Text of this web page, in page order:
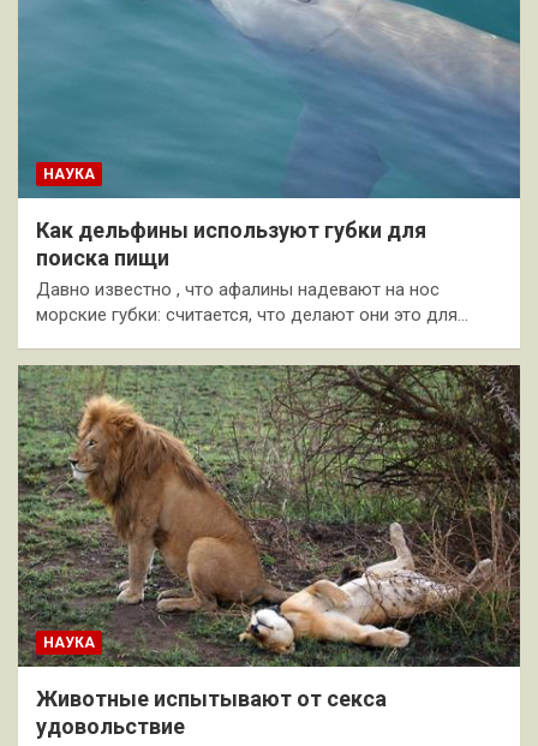
НАУКА
Как дельфины используют губки для
поиска пищи
Давно известно , что афалины надевают на нос
морские губки: считается, что делают они это для…
НАУКА
Животные испытывают от секса
удовольствие